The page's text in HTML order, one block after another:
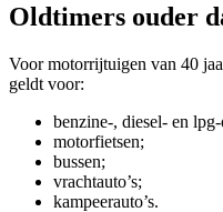
Oldtimers ouder
Voor motorrijtuigen van 40
geldt voor:
benzine-, diesel- en
motorfietsen;
bussen;
vrachtauto’s;
kampeerauto’s.